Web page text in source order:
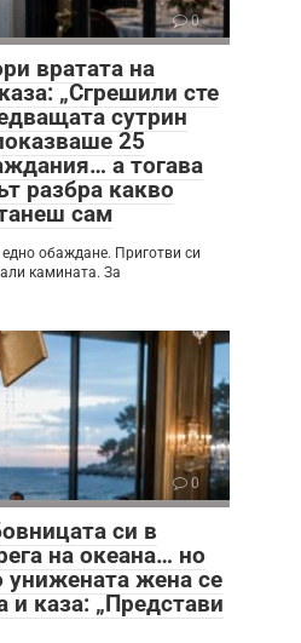
0
вратата на
„Сгрешили сте
сутрин
25
а тогава
разбра какво
сам
обаждане. Приготви си
камината. За
0
си в
на океана… но
унижената жена се
и каза: „Представи